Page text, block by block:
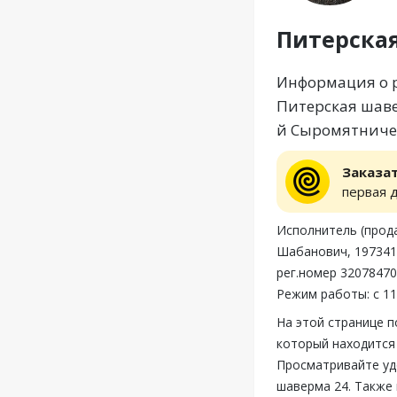
Информация о
Питерская
й
первая
Исполнитель
Шабанович,
рег.номер
Режим работы: с
На этой странице
который
Просматривайте
шаверма 24. Также